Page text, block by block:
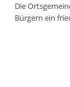
Die
Bürgern ein